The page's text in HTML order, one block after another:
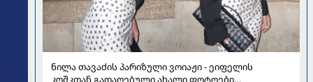
ნილა თავაძის პარიზული ვოიაჟი - ეიფელის
კოშკთან გადაღებული ახალი ფოტოები